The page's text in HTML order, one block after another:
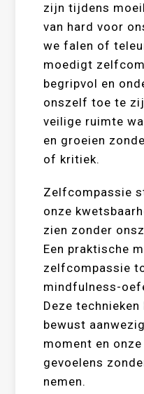
zijn tijdens
van hard voor
we falen of
moedigt
begripvol en
onszelf toe te
veilige ruimte
en groeien
of kritiek.
Zelfcompassie
onze
zien zonder
Een praktische
zelfcompassie
mindfulness-
Deze
bewust
moment en
gevoelens
nemen.